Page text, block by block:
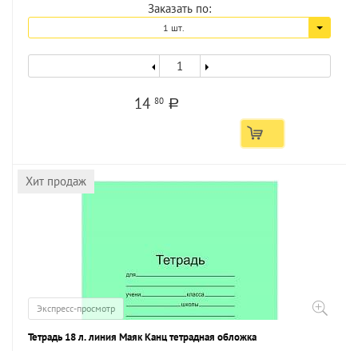
Заказать по:
1 шт.
1480 a
Хит продаж
Экспресс-просмотр
Тетрадь 18 л. линия Маяк Канц тетрадная обложка